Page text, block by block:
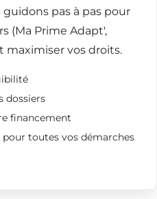
pas à pas pour
(Ma Prime Adapt',
maximiser vos droits.
dossiers
financement
toutes vos démarches